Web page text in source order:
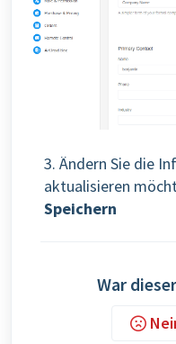
3. Ändern Sie die
aktualisieren
Speichern
War